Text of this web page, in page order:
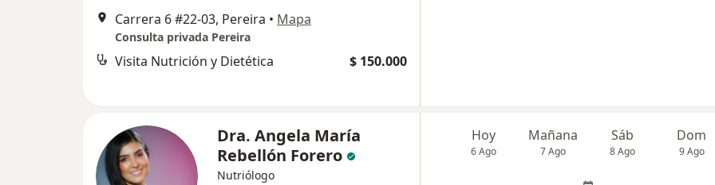
Carrera 6 #22-03, Pereira • Mapa
Consulta privada Pereira
Visita Nutrición y Dietética $ 150.000
Dra. Angela María
Rebellón Forero
Nutriólogo
Hoy
6 Ago
Mañana
7 Ago
Sáb
8 Ago
Dom
9 Ago